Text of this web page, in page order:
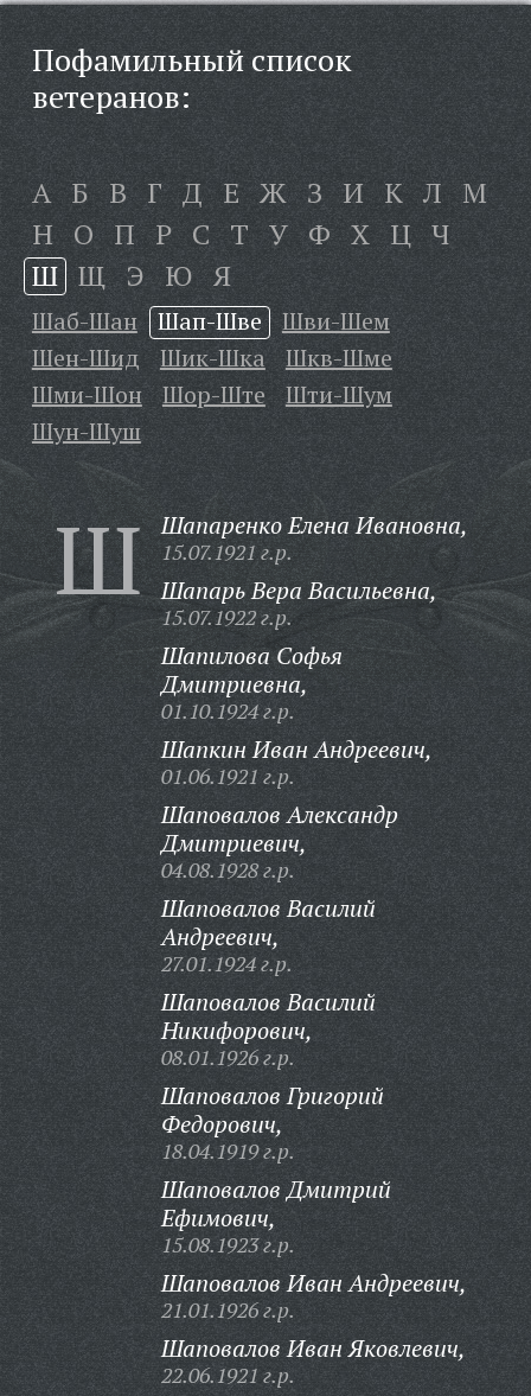
Пофамильный список
ветеранов:
А Б В Г Д Е Ж З И К Л М
Н О П Р С Т У Ф Х Ц Ч
Ш Щ Э Ю Я
Шаб-Шан Шап-Шве
Шви-Шем
Шен-Шид
Шик-Шка
Шкв-Шме
Шми-Шон
Шор-Ште
Шти-Шум
Шун-Шуш
Ш Шапаренко Елена Ивановна,
15.07.1921 г.р.
Шапарь Вера Васильевна,
15.07.1922 г.р.
Шапилова Софья
Дмитриевна,
01.10.1924 г.р.
Шапкин Иван Андреевич,
01.06.1921 г.р.
Шаповалов Александр
Дмитриевич,
04.08.1928 г.р.
Шаповалов Василий
Андреевич,
27.01.1924 г.р.
Шаповалов Василий
Никифорович,
08.01.1926 г.р.
Шаповалов Григорий
Федорович,
18.04.1919 г.р.
Шаповалов Дмитрий
Ефимович,
15.08.1923 г.р.
Шаповалов Иван Андреевич,
21.01.1926 г.р.
Шаповалов Иван Яковлевич,
22.06.1921 г.р.